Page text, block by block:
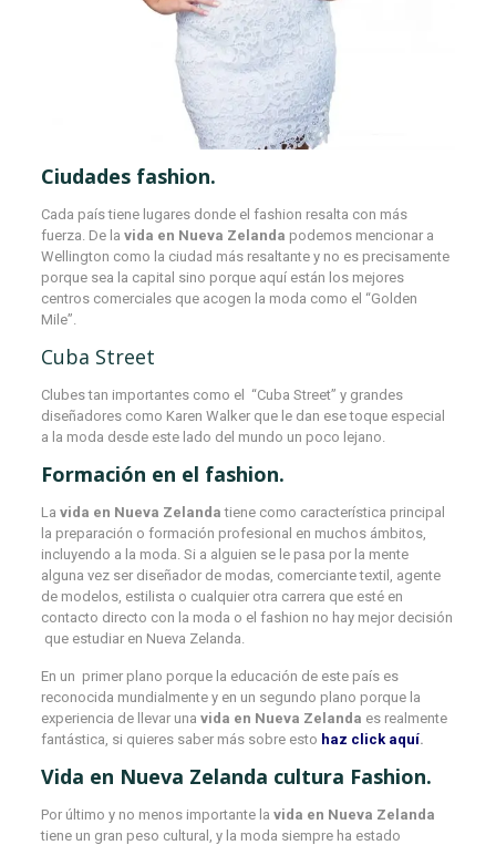
Ciudades fashion.
Cada país tiene lugares donde el fashion resalta con más
fuerza. De lavida en Nueva Zelanda podemos mencionar a
Wellington como la ciudad más resaltante y no es precisamente
porque sea la capital sino porque aquí están los mejores
centros comerciales que acogen la moda como el “Golden
Mile”.
Cuba Street
Clubes tan importantes como el “Cuba Street” y grandes
diseñadores como Karen Walker que le dan ese toque especial
a la moda desde este lado del mundo un poco lejano.
Formación en el fashion.
Lavida en Nueva Zelandatiene como característica principal
la preparación o formación profesional en muchos ámbitos,
incluyendo a la moda. Si a alguien se le pasa por la mente
alguna vez ser diseñador de modas, comerciante textil, agente
de modelos, estilista o cualquier otra carrera que esté en
contacto directo con la moda o el fashion no hay mejor decisión
que estudiar en Nueva Zelanda.
En un primer plano porque la educación de este país es
reconocida mundialmente y en un segundo plano porque la
experiencia de llevar unavida en Nueva Zelanda es realmente
fantástica, si quieres saber más sobre esto haz click aquí.
Vida en Nueva Zelanda cultura Fashion.
Por último y no menos importante lavida en Nueva Zelanda
tiene un gran peso cultural, y la moda siempre ha estado